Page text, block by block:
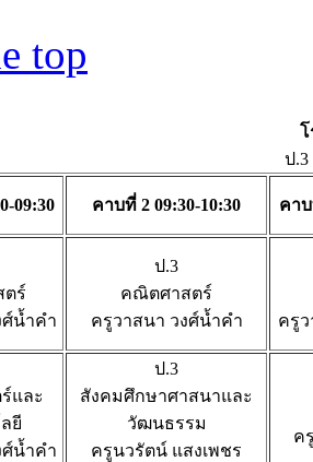
top
โ
ป.3
09:30 คาบที่ 2 09:30-10:30 คาบ
ร์
ศ์น้ำคำ
ป.3
คณิตศาสตร์
ครูวาสนา วงศ์น้ำคำ
ครู
และ
ยี
ศ์น้ำคำ
ป.3
สังคมศึกษาศาสนาและ
วัฒนธรรม
ครูนวรัตน์ แสงเพชร
ค